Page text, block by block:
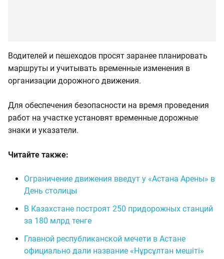
Водителей и пешеходов просят заранее планировать
маршруты и учитывать временные изменения в
организации дорожного движения.
Для обеспечения безопасности на время проведения
работ на участке установят временные дорожные
знаки и указатели.
Читайте также:
Ограничение движения введут у «Астана Арены» в
День столицы
В Казахстане построят 250 придорожных станций
за 180 млрд тенге
Главной республиканской мечети в Астане
официально дали название «Нұрсұлтан мешіті»